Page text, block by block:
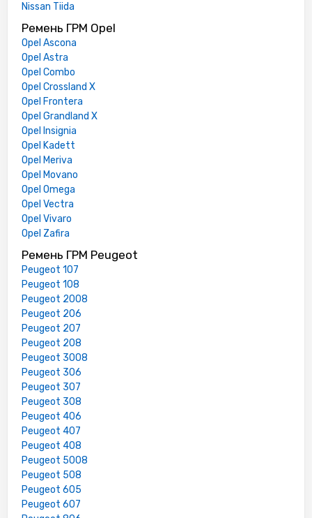
Nissan Tiida
Ремень ГРМ Opel
Opel Ascona
Opel Astra
Opel Combo
Opel Crossland X
Opel Frontera
Opel Grandland X
Opel Insignia
Opel Kadett
Opel Meriva
Opel Movano
Opel Omega
Opel Vectra
Opel Vivaro
Opel Zafira
Ремень ГРМ Peugeot
Peugeot 107
Peugeot 108
Peugeot 2008
Peugeot 206
Peugeot 207
Peugeot 208
Peugeot 3008
Peugeot 306
Peugeot 307
Peugeot 308
Peugeot 406
Peugeot 407
Peugeot 408
Peugeot 5008
Peugeot 508
Peugeot 605
Peugeot 607